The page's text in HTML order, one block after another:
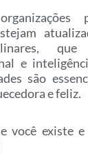
que
e
são
e feliz.
você existe